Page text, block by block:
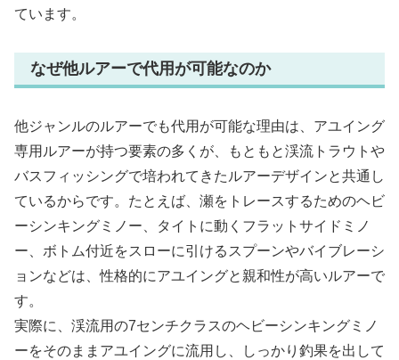
ています。
なぜ他ルアーで代用が可能なのか
他ジャンルのルアーでも代用が可能な理由は、アユイング
専用ルアーが持つ要素の多くが、もともと渓流トラウトや
バスフィッシングで培われてきたルアーデザインと共通し
ているからです。たとえば、瀬をトレースするためのヘビ
ーシンキングミノー、タイトに動くフラットサイドミノ
ー、ボトム付近をスローに引けるスプーンやバイブレーシ
ョンなどは、性格的にアユイングと親和性が高いルアーで
す。
実際に、渓流用の7センチクラスのヘビーシンキングミノ
ーをそのままアユイングに流用し、しっかり釣果を出して